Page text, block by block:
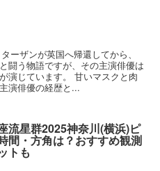
ーザンが英国へ帰還してから、
闘う物語ですが、その主演俳優は
演じています。 甘いマスクと肉
演俳優の経歴と...
流星群2025神奈川(横浜)ピ
間・方角は？おすすめ観測
トも